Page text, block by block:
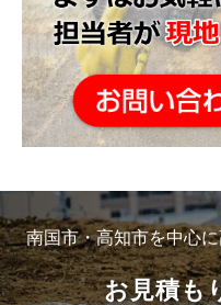
南国市・高知市を中心
お見積も